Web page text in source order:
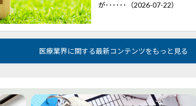
が･･････（2026-07-22）
医療業界に関する最新コンテンツをもっと見る